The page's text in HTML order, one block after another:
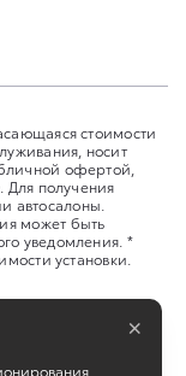
стоимости
носит
офертой,
получения
может быть
уведомления. *
установки.
×